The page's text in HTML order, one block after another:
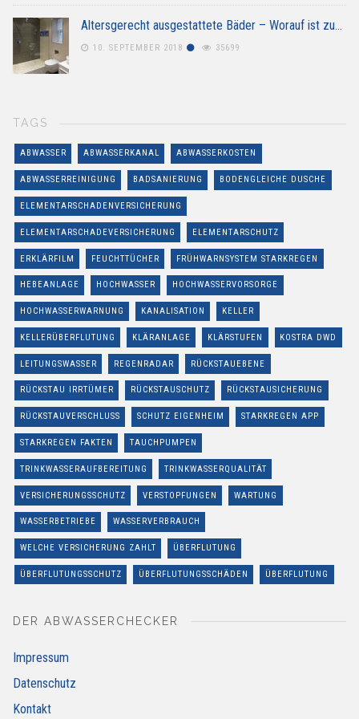
Altersgerecht ausgestattete Bäder – Worauf ist zu…
10. SEPTEMBER 2018 35699
TAGS
ABWASSER ABWASSERKANAL ABWASSERKOSTEN
ABWASSERREINIGUNG BADSANIERUNG BODENGLEICHE DUSCHE
ELEMENTARSCHADENVERSICHERUNG
ELEMENTARSCHADEVERSICHERUNG ELEMENTARSCHUTZ
ERKLÄRFILM FEUCHTTÜCHER FRÜHWARNSYSTEM STARKREGEN
HEBEANLAGE HOCHWASSER HOCHWASSERVORSORGE
HOCHWASSERWARNUNG KANALISATION KELLER
KELLERÜBERFLUTUNG KLÄRANLAGE KLÄRSTUFEN KOSTRA DWD
LEITUNGSWASSER REGENRADAR RÜCKSTAUEBENE
RÜCKSTAU IRRTÜMER RÜCKSTAUSCHUTZ RÜCKSTAUSICHERUNG
RÜCKSTAUVERSCHLUSS SCHUTZ EIGENHEIM STARKREGEN APP
STARKREGEN FAKTEN TAUCHPUMPEN
TRINKWASSERAUFBEREITUNG TRINKWASSERQUALITÄT
VERSICHERUNGSSCHUTZ VERSTOPFUNGEN WARTUNG
WASSERBETRIEBE WASSERVERBRAUCH
WELCHE VERSICHERUNG ZAHLT ÜBERFLUTUNG
ÜBERFLUTUNGSSCHUTZ ÜBERFLUTUNGSSCHÄDEN ÜBERFLUTUNG
DER ABWASSERCHECKER
Impressum
Datenschutz
Kontakt